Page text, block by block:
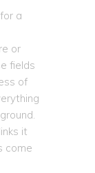
a
or
fields
of
it
come